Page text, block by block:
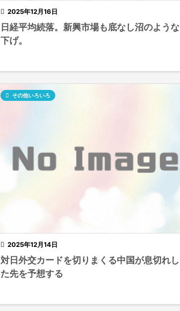
 2025年12月16日
日経平均続落。新興市場も底なし沼のような
下げ。
 2025年12月14日
 その他いろいろ
対日外交カードを切りまくる中国が息切れし
た先を予想する